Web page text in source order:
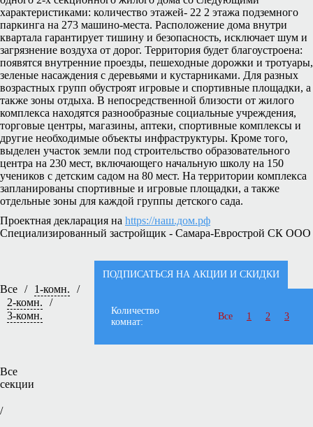
характеристиками: количество этажей- 22 2 этажа подземного
паркинга на 273 машино-места. Расположение дома внутри
квартала гарантирует тишину и безопасность, исключает шум и
загрязнение воздуха от дорог. Территория будет благоустроена:
появятся внутренние проезды, пешеходные дорожки и тротуары,
зеленые насаждения с деревьями и кустарниками. Для разных
возрастных групп обустроят игровые и спортивные площадки, а
также зоны отдыха. В непосредственной близости от жилого
комплекса находятся разнообразные социальные учреждения,
торговые центры, магазины, аптеки, спортивные комплексы и
другие необходимые объекты инфраструктуры. Кроме того,
выделен участок земли под строительство образовательного
центра на 230 мест, включающего начальную школу на 150
учеников с детским садом на 80 мест. На территории комплекса
запланированы спортивные и игровые площадки, а также
отдельные зоны для каждой группы детского сада.
Проектная декларация на https://наш.дом.рф
Специализированный застройщик - Самара-Еврострой СК ООО
Все / 1-комн.
/
2-комн.
/
3-комн.
ПОДПИСАТЬСЯ НА АКЦИИ И СКИДКИ
Количество
комнат:
Все 1 2 3
Все
секции
/